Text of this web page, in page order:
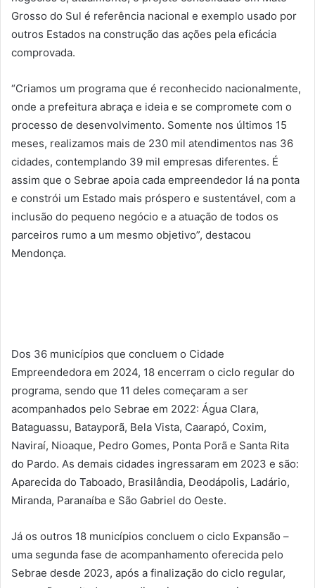
Grosso do Sul é referência nacional e exemplo usado por
outros Estados na construção das ações pela eficácia
comprovada.
“Criamos um programa que é reconhecido nacionalmente,
onde a prefeitura abraça e ideia e se compromete com o
processo de desenvolvimento. Somente nos últimos 15
meses, realizamos mais de 230 mil atendimentos nas 36
cidades, contemplando 39 mil empresas diferentes. É
assim que o Sebrae apoia cada empreendedor lá na ponta
e constrói um Estado mais próspero e sustentável, com a
inclusão do pequeno negócio e a atuação de todos os
parceiros rumo a um mesmo objetivo”, destacou
Mendonça.
Dos 36 municípios que concluem o Cidade
Empreendedora em 2024, 18 encerram o ciclo regular do
programa, sendo que 11 deles começaram a ser
acompanhados pelo Sebrae em 2022: Água Clara,
Bataguassu, Batayporã, Bela Vista, Caarapó, Coxim,
Naviraí, Nioaque, Pedro Gomes, Ponta Porã e Santa Rita
do Pardo. As demais cidades ingressaram em 2023 e são:
Aparecida do Taboado, Brasilândia, Deodápolis, Ladário,
Miranda, Paranaíba e São Gabriel do Oeste.
Já os outros 18 municípios concluem o ciclo Expansão –
uma segunda fase de acompanhamento oferecida pelo
Sebrae desde 2023, após a finalização do ciclo regular,